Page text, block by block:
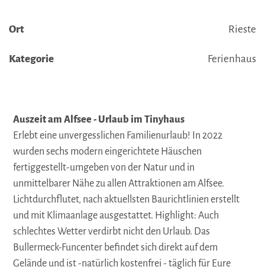
Ort Rieste
Kategorie Ferienhaus
Auszeit am Alfsee - Urlaub im Tinyhaus
Erlebt eine unvergesslichen Familienurlaub! In 2022
wurden sechs modern eingerichtete Häuschen
fertiggestellt-umgeben von der Natur und in
unmittelbarer Nähe zu allen Attraktionen am Alfsee.
Lichtdurchflutet, nach aktuellsten Baurichtlinien erstellt
und mit Klimaanlage ausgestattet. Highlight: Auch
schlechtes Wetter verdirbt nicht den Urlaub. Das
Bullermeck-Funcenter befindet sich direkt auf dem
Gelände und ist -natürlich kostenfrei - täglich für Eure